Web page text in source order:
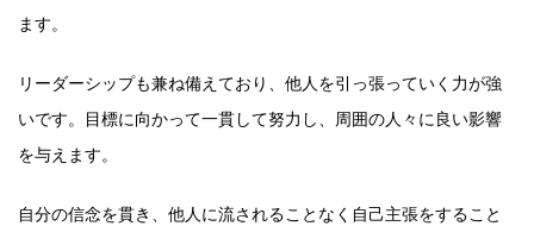
ます。
リーダーシップも兼ね備えており、他人を引っ張っていく力が強
いです。目標に向かって一貫して努力し、周囲の人々に良い影響
を与えます。
自分の信念を貫き、他人に流されることなく自己主張をすること